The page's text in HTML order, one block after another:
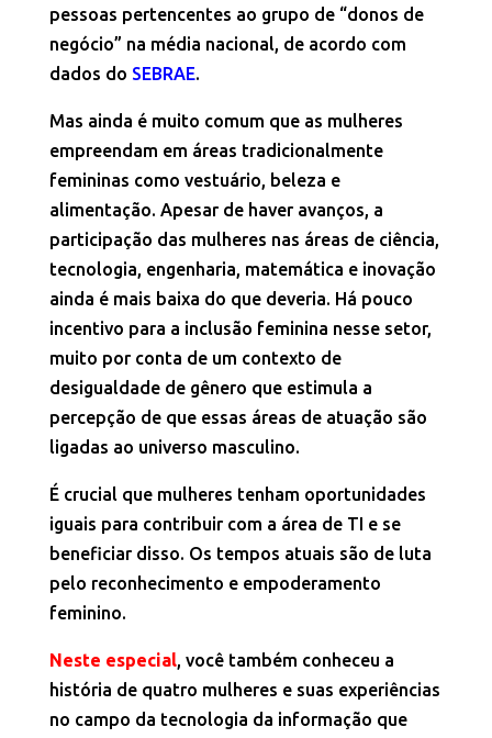
pessoas pertencentes ao grupo de “donos de
negócio” na média nacional, de acordo com
dados do SEBRAE.
Mas ainda é muito comum que as mulheres
empreendam em áreas tradicionalmente
femininas como vestuário, beleza e
alimentação. Apesar de haver avanços, a
participação das mulheres nas áreas de ciência,
tecnologia, engenharia, matemática e inovação
ainda é mais baixa do que deveria. Há pouco
incentivo para a inclusão feminina nesse setor,
muito por conta de um contexto de
desigualdade de gênero que estimula a
percepção de que essas áreas de atuação são
ligadas ao universo masculino.
É crucial que mulheres tenham oportunidades
iguais para contribuir com a área de TI e se
beneficiar disso. Os tempos atuais são de luta
pelo reconhecimento e empoderamento
feminino.
Neste especial, você também conheceu a
história de quatro mulheres e suas experiências
no campo da tecnologia da informação que